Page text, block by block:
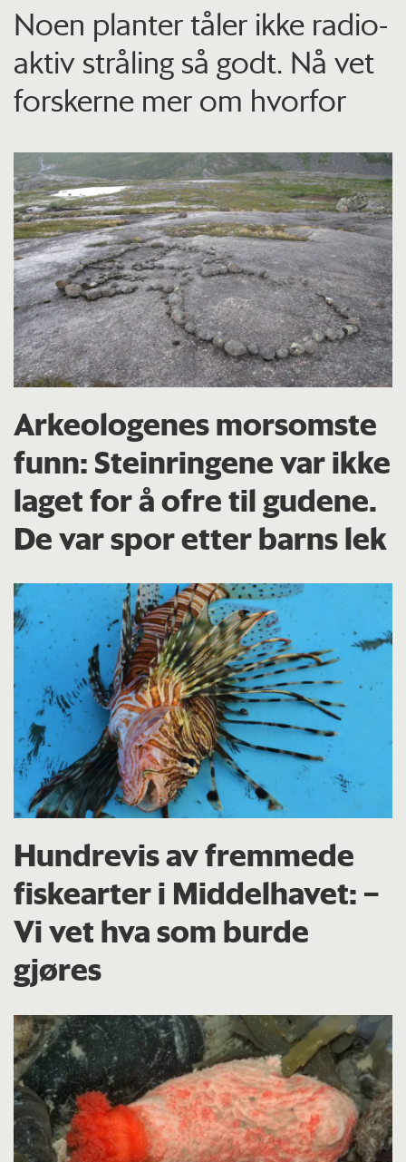
Noen planter tåler ikke radio­
aktiv stråling så godt. Nå vet
forskerne mer om hvorfor
Arkeologenes morsomste
funn: Steinringene var ikke
laget for å ofre til gudene.
De var spor etter barns lek
Hundrevis av fremmede
fiskearter i Middelhavet: –
Vi vet hva som burde
gjøres